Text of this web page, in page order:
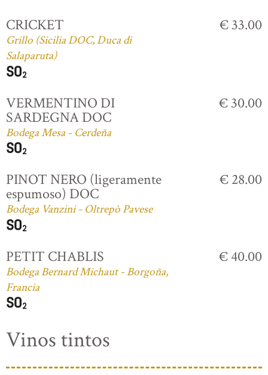
CRICKET
Grillo (Sicilia DOC, Duca di
Salaparuta)
€ 33.00
VERMENTINO DI
SARDEGNA DOC
Bodega Mesa - Cerdeña
€ 30.00
PINOT NERO (ligeramente
espumoso) DOC
Bodega Vanzini - Oltrepò Pavese
€ 28.00
PETIT CHABLIS
Bodega Bernard Michaut - Borgoña,
Francia
€ 40.00
Vinos tintos